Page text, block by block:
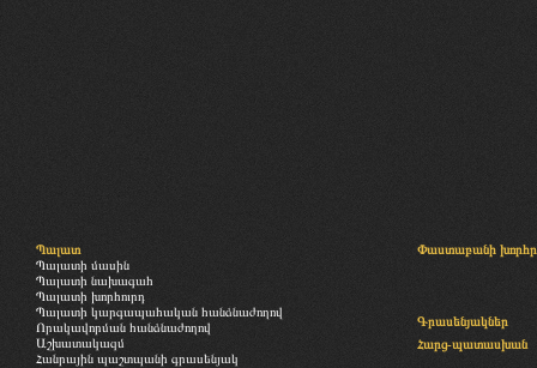
Պալատ
Պալատի մասին
Պալատի նախագահ
Պալատի խորհուրդ
Պալատի կարգապահական հանձնաժողով
Որակավորման հանձնաժողով
Աշխատակազմ
Հանրային պաշտպանի գրասենյակ
Փաստաբանի
Գրասենյակներ
Հարց-պատասխան